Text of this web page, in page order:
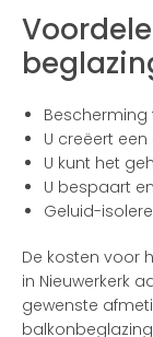
Bescherming
U creëert
U kunt het
U bespaart
Geluid-
De kosten voor
in Nieuwerkerk
gewenste